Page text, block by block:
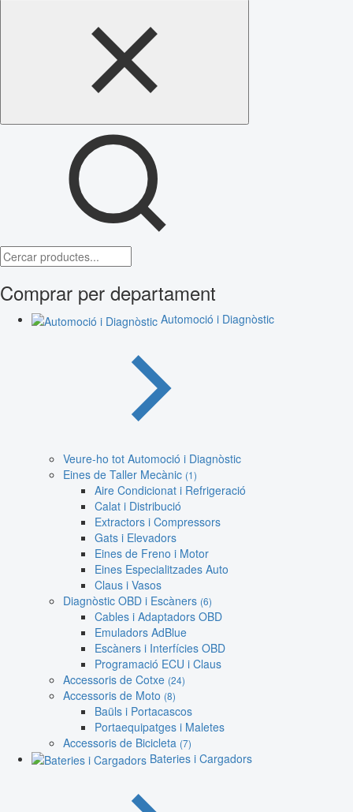
Comprar per departament
Automoció i Diagnòstic
Veure-ho tot Automoció i Diagnòstic
Eines de Taller Mecànic (1)
Aire Condicionat i Refrigeració
Calat i Distribució
Extractors i Compressors
Gats i Elevadors
Eines de Freno i Motor
Eines Especialitzades Auto
Claus i Vasos
Diagnòstic OBD i Escàners (6)
Cables i Adaptadors OBD
Emuladors AdBlue
Escàners i Interfícies OBD
Programació ECU i Claus
Accessoris de Cotxe (24)
Accessoris de Moto (8)
Baüls i Portacascos
Portaequipatges i Maletes
Accessoris de Bicicleta (7)
Bateries i Cargadors